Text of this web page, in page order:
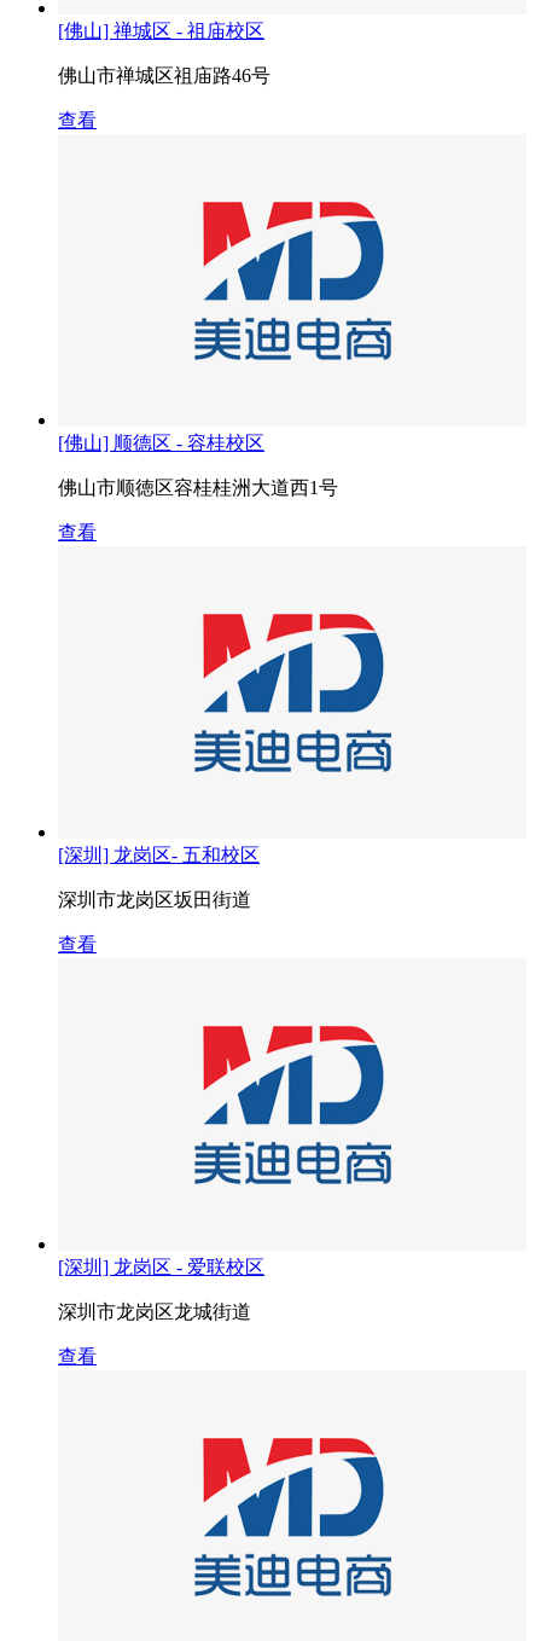
[佛山] 禅城区 - 祖庙校区
佛山市禅城区祖庙路46号
查看
[佛山] 顺德区 - 容桂校区
佛山市顺徳区容桂桂洲大道西1号
查看
[深圳] 龙岗区- 五和校区
深圳市龙岗区坂田街道
查看
[深圳] 龙岗区 - 爱联校区
深圳市龙岗区龙城街道
查看